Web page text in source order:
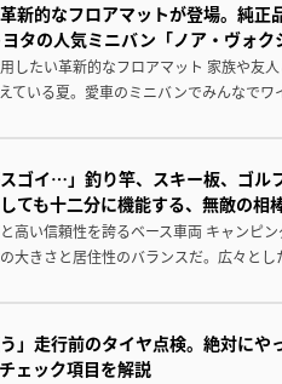
新的なフロアマットが登場。純正
タの人気ミニバン「ノア・ヴォク
したい革新的なフロアマット 家族や友
ている夏。愛車のミニバンでみんなで
ゴイ…」釣り竿、スキー板、ゴル
ても十二分に機能する、無敵の相棒
高い信頼性を誇るベース車両 キャンピ
大きさと居住性のバランスだ。広々と
」走行前のタイヤ点検。絶対にや
ェック項目を解説